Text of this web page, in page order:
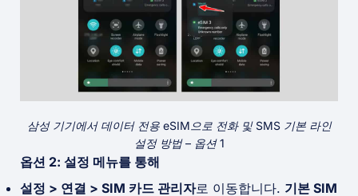
삼성 기기에서 데이터 전용 eSIM으로 전화 및 SMS 기본 라인
설정 방법 – 옵션 1
옵션 2: 설정 메뉴를 통해
설정 > 연결 > SIM 카드 관리자로 이동합니다. 기본 SIM